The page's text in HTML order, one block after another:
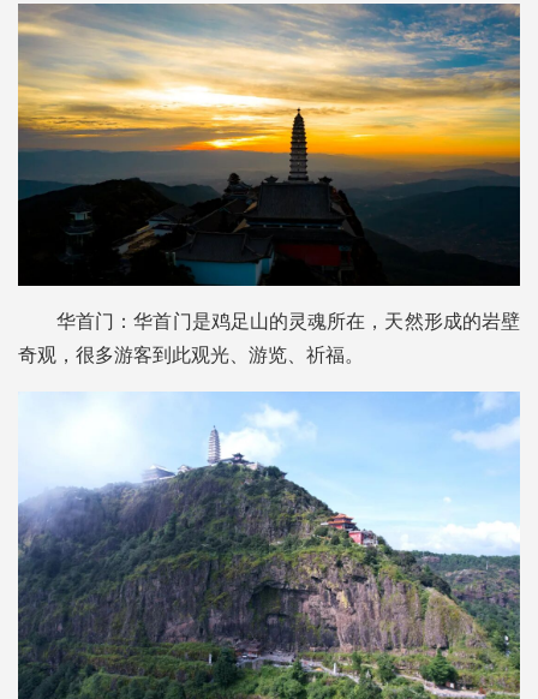
华首门：华首门是鸡足山的灵魂所在，天然形成的岩壁
奇观，很多游客到此观光、游览、祈福。